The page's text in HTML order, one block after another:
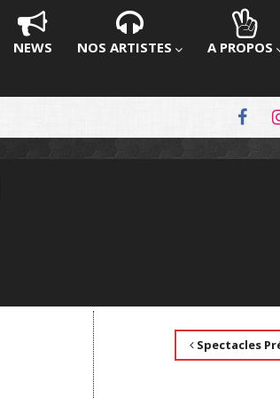
NEWS NOS ARTISTES A PROPOS
Spectacles